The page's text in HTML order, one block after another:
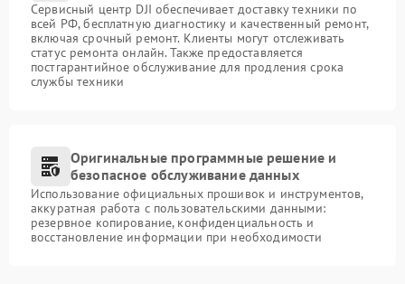
Сервисный центр DJI обеспечивает доставку техники по
всей РФ, бесплатную диагностику и качественный ремонт,
включая срочный ремонт. Клиенты могут отслеживать
статус ремонта онлайн. Также предоставляется
постгарантийное обслуживание для продления срока
службы техники
Оригинальные программные решение и
безопасное обслуживание данных
Использование официальных прошивок и инструментов,
аккуратная работа с пользовательскими данными:
резервное копирование, конфиденциальность и
восстановление информации при необходимости